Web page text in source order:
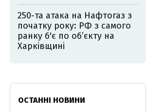
250-та атака на Нафтогаз з
початку року: РФ з самого
ранку б'є по об’єкту на
Харківщині
ОСТАННІ НОВИНИ